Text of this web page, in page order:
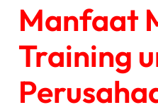
Manfaat
Training